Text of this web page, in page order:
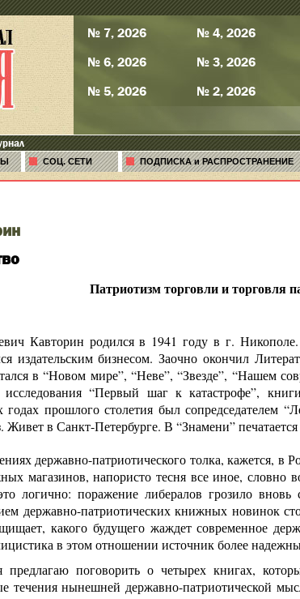
№ 7, 2026
№ 6, 2026
№ 5, 2026
№ 4, 2026
№ 3, 2026
№ 2, 2026
СОЦ. СЕТИ ПОДПИСКА и РАСПРОСТРАНЕНИЕ
Патриотизм торговли и торговля
Кавторин родился в 1941 году в г.
издательским бизнесом. Заочно окончил
в “Новом мире”, “Неве”, “Звезде”, “Нашем
исследования “Первый шаг к катастрофе”,
прошлого столетия был сопредседателем
в Санкт-Петербурге. В “Знамени”
державно-патриотического толка, кажется,
магазинов, напористо тесня все иное,
логично: поражение либералов грозило вновь
державно-патриотических книжных новинок
какого будущего жаждет современное
в этом отношении источник более
поговорить о четырех книгах,
течения нынешней державно-патриотической